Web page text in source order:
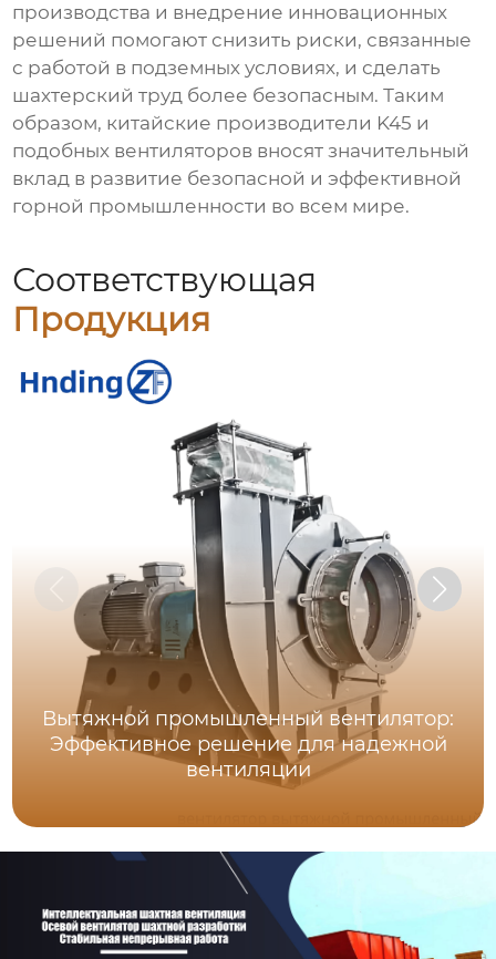
производства и внедрение инновационных
решений помогают снизить риски, связанные
с работой в подземных условиях, и сделать
шахтерский труд более безопасным. Таким
образом, китайские производители K45 и
подобных вентиляторов вносят значительный
вклад в развитие безопасной и эффективной
горной промышленности во всем мире.
Соответствующая
Продукция
Вытяжной промышленный вентилятор:
Эффективное решение для надежной
вентиляции